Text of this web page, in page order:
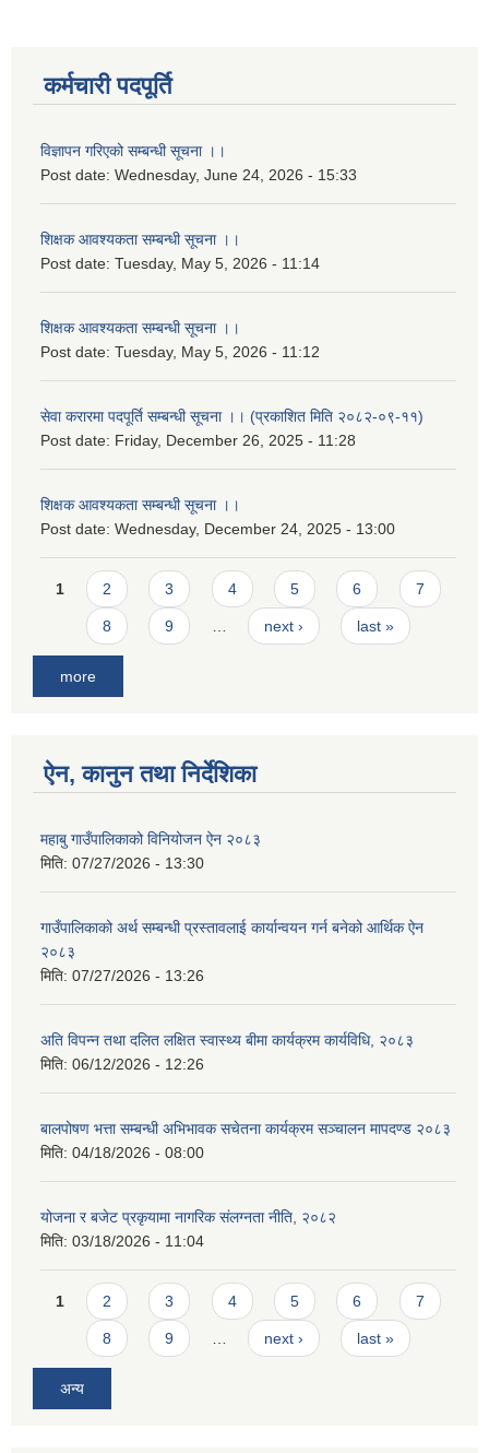
कर्मचारी पदपूर्ति
विज्ञापन गरिएको सम्बन्धी सूचना ।।
Post date: Wednesday, June 24, 2026 - 15:33
शिक्षक आवश्यकता सम्बन्धी सूचना ।।
Post date: Tuesday, May 5, 2026 - 11:14
शिक्षक आवश्यकता सम्बन्धी सूचना ।।
Post date: Tuesday, May 5, 2026 - 11:12
सेवा करारमा पदपूर्ति सम्बन्धी सूचना ।। (प्रकाशित मिति २०८२-०९-११)
Post date: Friday, December 26, 2025 - 11:28
शिक्षक आवश्यकता सम्बन्धी सूचना ।।
Post date: Wednesday, December 24, 2025 - 13:00
Pages
1 2 3 4 5 6 7
8 9 next › last »
more
ऐन, कानुन तथा निर्देशिका
महाबु गाउँपालिकाको विनियोजन ऐन २०८३
मिति: 07/27/2026 - 13:30
गाउँपालिकाको अर्थ सम्बन्धी प्रस्तावलाई कार्यान्वयन गर्न बनेको आर्थिक ऐन
२०८३
मिति: 07/27/2026 - 13:26
अति विपन्न तथा दलित लक्षित स्वास्थ्य बीमा कार्यक्रम कार्यविधि, २०८३
मिति: 06/12/2026 - 12:26
बालपोषण भत्ता सम्बन्धी अभिभावक सचेतना कार्यक्रम सञ्चालन मापदण्ड २०८३
मिति: 04/18/2026 - 08:00
योजना र बजेट प्रकृयामा नागरिक संलग्नता नीति, २०८२
मिति: 03/18/2026 - 11:04
Pages
1 2 3 4 5 6 7
8 9 next › last »
अन्य